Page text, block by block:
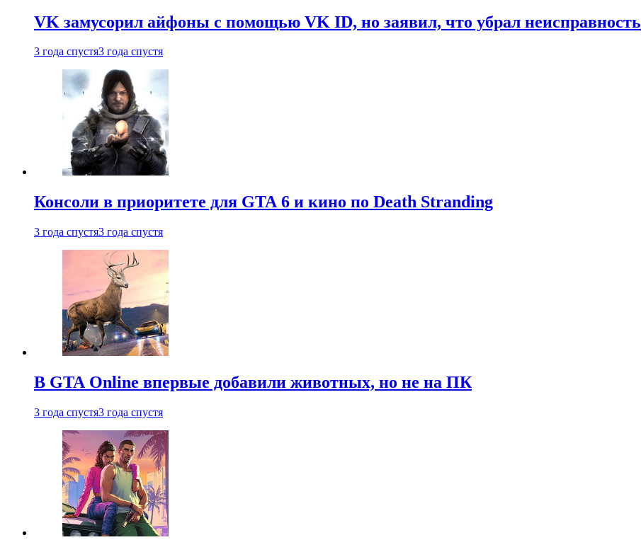
VK замусорил айфоны с помощью VK ID, но заявил, что убрал неисправность
3 года спустя3 года спустя
Консоли в приоритете для GTA 6 и кино по Death Stranding
3 года спустя3 года спустя
В GTA Online впервые добавили животных, но не на ПК
3 года спустя3 года спустя